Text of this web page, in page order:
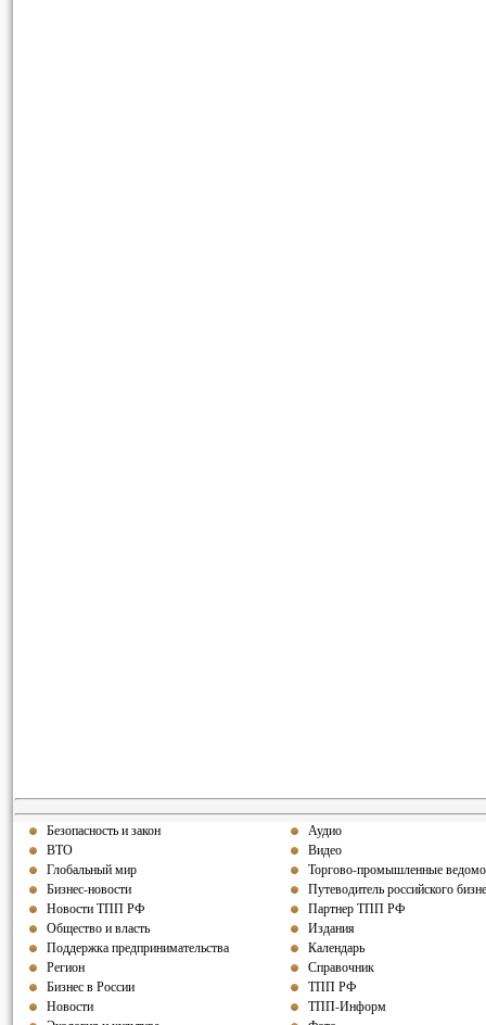
Безопасность и закон
ВТО
Глобальный мир
Бизнес-новости
Новости ТПП РФ
Общество и власть
Поддержка предпринимательства
Регион
Бизнес в России
Новости
Аудио
Видео
Торгово-промышленные
Путеводитель российского
Партнер ТПП РФ
Издания
Календарь
Справочник
ТПП РФ
ТПП-Информ